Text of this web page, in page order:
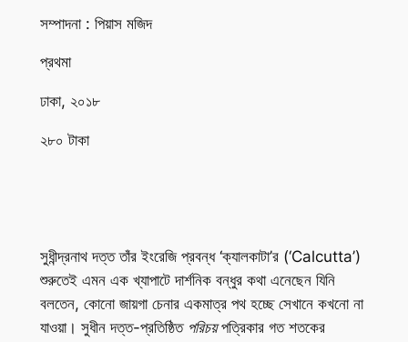
সম্পাদনা : পিয়াস মজিদ
প্রথমা
ঢাকা, ২০১৮
২৮০ টাকা
সুধীন্দ্রনাথ দত্ত তাঁর ইংরেজি প্রবন্ধ ‘ক্যালকাটা’র (‘Calcutta’)
শুরুতেই এমন এক খ্যাপাটে দার্শনিক বন্ধুর কথা এনেছেন যিনি
বলতেন, কোনো জায়গা চেনার একমাত্র পথ হচ্ছে সেখানে কখনো না
যাওয়া। সুধীন দত্ত-প্রতিষ্ঠিত পরিচয়পত্রিকার গত শতকের